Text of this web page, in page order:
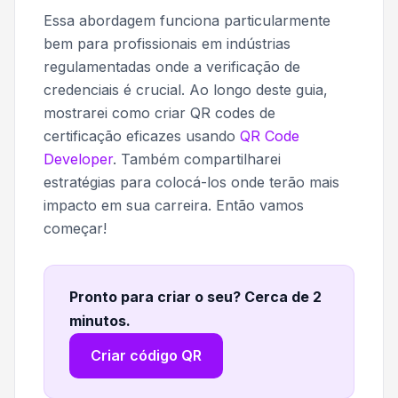
Essa abordagem funciona particularmente
bem para profissionais em indústrias
regulamentadas onde a verificação de
credenciais é crucial. Ao longo deste guia,
mostrarei como criar QR codes de
certificação eficazes usando QR Code
Developer. Também compartilharei
estratégias para colocá-los onde terão mais
impacto em sua carreira. Então vamos
começar!
Pronto para criar o seu? Cerca de 2
minutos.
Criar código QR